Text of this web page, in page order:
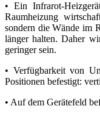
• Ein Infrarot-
Raumheizung
sondern die Wände im
länger halten. Daher
geringer sein.
• Verfügbarkeit von
Positionen befestigt:
• Auf dem Gerätefeld